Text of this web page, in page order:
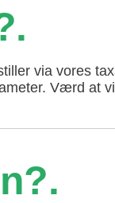
via vores
Værd at